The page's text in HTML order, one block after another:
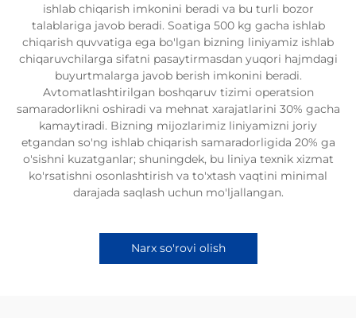
ishlab chiqarish imkonini beradi va bu turli bozor
talablariga javob beradi. Soatiga 500 kg gacha ishlab
chiqarish quvvatiga ega bo'lgan bizning liniyamiz ishlab
chiqaruvchilarga sifatni pasaytirmasdan yuqori hajmdagi
buyurtmalarga javob berish imkonini beradi.
Avtomatlashtirilgan boshqaruv tizimi operatsion
samaradorlikni oshiradi va mehnat xarajatlarini 30% gacha
kamaytiradi. Bizning mijozlarimiz liniyamizni joriy
etgandan so'ng ishlab chiqarish samaradorligida 20% ga
o'sishni kuzatganlar; shuningdek, bu liniya texnik xizmat
ko'rsatishni osonlashtirish va to'xtash vaqtini minimal
darajada saqlash uchun mo'ljallangan.
Narx so'rovi olish